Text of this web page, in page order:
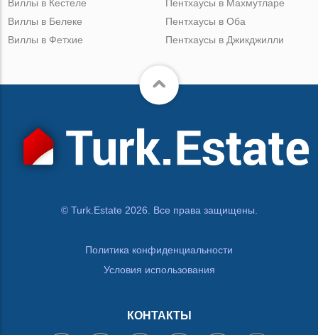
Виллы в Кестеле
Виллы в Белеке
Виллы в Фетхие
Пентхаусы в Махмутларе
Пентхаусы в Оба
Пентхаусы в Джикджилли
© Turk.Estate 2026. Все права защищены.
Политика конфиденциальности
Условия использования
КОНТАКТЫ